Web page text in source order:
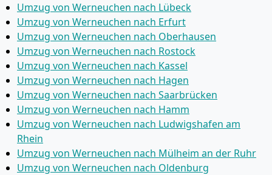
Umzug von Werneuchen nach Lübeck
Umzug von Werneuchen nach Erfurt
Umzug von Werneuchen nach Oberhausen
Umzug von Werneuchen nach Rostock
Umzug von Werneuchen nach Kassel
Umzug von Werneuchen nach Hagen
Umzug von Werneuchen nach Saarbrücken
Umzug von Werneuchen nach Hamm
Umzug von Werneuchen nach Ludwigshafen am
Rhein
Umzug von Werneuchen nach Mülheim an der Ruhr
Umzug von Werneuchen nach Oldenburg